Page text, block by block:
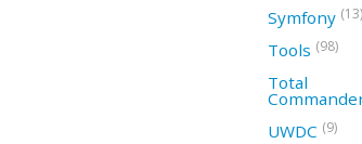
Symfony (13)
Tools (98)
Total
UWDC (9)